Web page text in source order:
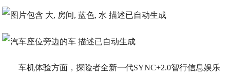
车机体验方面，探险者全新一代SYNC+2.0智行信息娱乐